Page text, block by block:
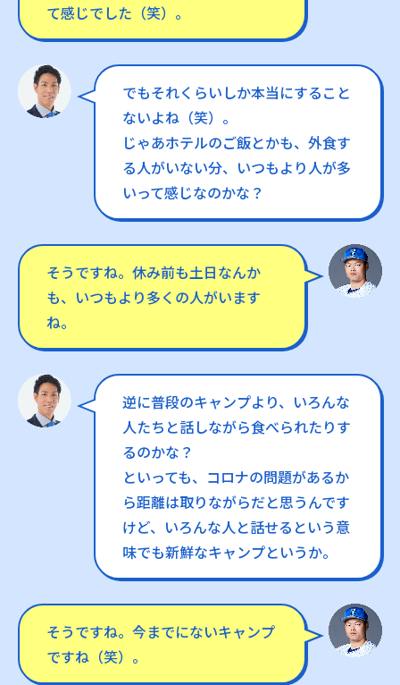
て感じでした（笑）。
でもそれくらいしか本当にすること
ないよね（笑）。
じゃあホテルのご飯とかも、外食す
る人がいない分、いつもより人が多
いって感じなのかな？
そうですね。休み前も土日なんか
も、いつもより多くの人がいます
ね。
逆に普段のキャンプより、いろんな
人たちと話しながら食べられたりす
るのかな？
といっても、コロナの問題があるか
ら距離は取りながらだと思うんです
けど、いろんな人と話せるという意
味でも新鮮なキャンプというか。
そうですね。今までにないキャンプ
ですね（笑）。